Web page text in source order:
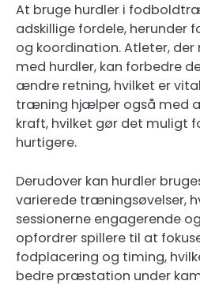
At bruge hurdler i
adskillige fordele, herunder
og koordination. Atleter,
med hurdler, kan forbedre
ændre retning, hvilket er
træning hjælper også med
kraft, hvilket gør det muligt
hurtigere.
Derudover kan hurdler
varierede træningsøvelser,
sessionerne engagerende
opfordrer spillere til at
fodplacering og timing,
bedre præstation under